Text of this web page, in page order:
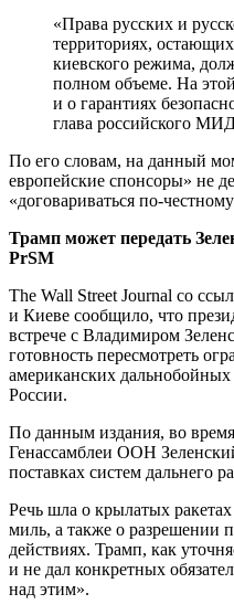
«Права русских и
территориях,
киевского режима,
полном объеме. На
и о гарантиях
глава российского
По его словам, на данный
европейские спонсоры» не
«договариваться по-
Трамп может передать
PrSM
The Wall Street Journal со
и Киеве сообщило, что
встрече с Владимиром
готовность пересмотреть
американских дальнобойных
России.
По данным издания, во
Генассамблеи ООН
поставках систем дальнего
Речь шла о крылатых
миль, а также о разрешении
действиях. Трамп, как
и не дал конкретных
над этим».